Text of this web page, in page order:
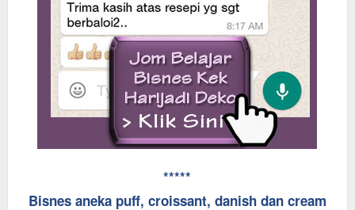
*****
Bisnes aneka puff, croissant, danish dan cream